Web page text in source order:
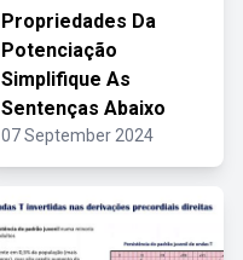
Propriedades Da
Potenciação
Simplifique As
Sentenças Abaixo
07 September 2024